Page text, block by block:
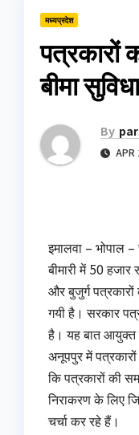
मध्यप्रदेश
पत्रकारों
बीमा सुविधा
By
APR
इमालवा – भोपाल
बीमारी में 50
और बुजुर्ग पत्रकारों
गयी है। सरकार
है। यह बात आयुक्त
अनूपपुर में
कि पत्रकारों की
निराकरण के लिए
चर्चा कर रहे हैं।